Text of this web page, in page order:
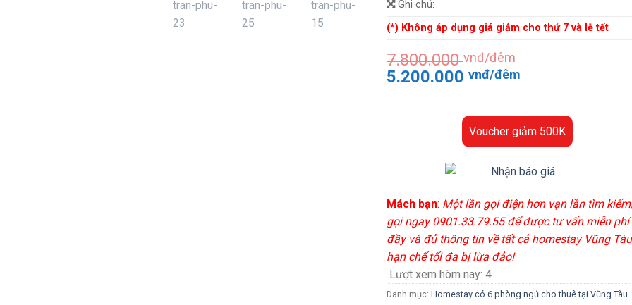
Ghi chú:
(*) Không áp dụng giá giảm cho thứ 7 và lễ tết
7.800.000vnđ/đêm
Giá
7.800.000 vnđ/
5.200.000 vnđ/đêmGiá
là:
5.200.000 vnđ/
Voucher giảm 500K
Mách bạn: Một lần gọi điện hơn vạn lần tìm kiếm,
gọi ngay 0901.33.79.55 để được tư vấn miễn phí
đầy và đủ thông tin về tất cả homestay Vũng
hạn chế tối đa bị lừa đảo!
Lượt xem hôm nay: 4
Danh mục: Homestay có 6 phòng ngủ cho thuê tại Vũng Tàu